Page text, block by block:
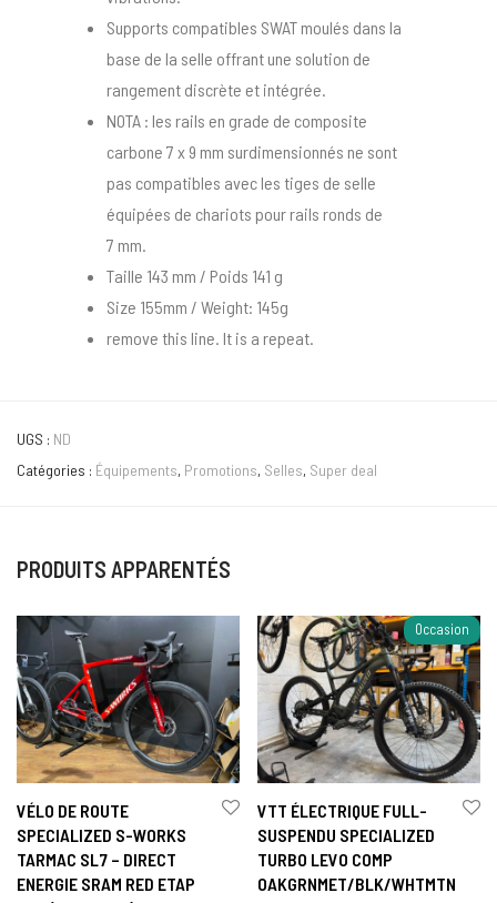
Supports compatibles SWAT moulés dans la
base de la selle offrant une solution de
rangement discrète et intégrée.
NOTA : les rails en grade de composite
carbone 7 x 9 mm surdimensionnés ne sont
pas compatibles avec les tiges de selle
équipées de chariots pour rails ronds de
7 mm.
Taille 143 mm / Poids 141 g
Size 155mm / Weight: 145g
remove this line. It is a repeat.
UGS : ND
Catégories : Équipements, Promotions, Selles, Super deal
PRODUITS APPARENTÉS
VÉLO DE ROUTE
SPECIALIZED S-WORKS
TARMAC SL7 – DIRECT
ENERGIE SRAM RED ETAP
Occasion
VTT ÉLECTRIQUE FULL-
SUSPENDU SPECIALIZED
TURBO LEVO COMP
OAKGRNMET/BLK/WHTMTN